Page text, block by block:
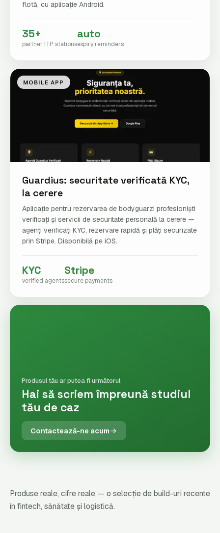
flotă, cu aplicație Android.
35+
partner ITP stations
auto
expiry reminders
MOBILE APP
Guardius: securitate verificată KYC,
la cerere
Aplicație pentru rezervarea de bodyguarzi profesioniști
verificați și servicii de securitate personală la cerere —
agenți verificați KYC, rezervare rapidă și plăți securizate
prin Stripe. Disponibilă pe iOS.
KYC
verified agents
Stripe
secure payments
Produsul tău ar putea fi următorul
Hai să scriem împreună studiul
tău de caz
Contactează-ne acum
Produse reale, cifre reale — o selecție de build-uri recente
în fintech, sănătate și logistică.